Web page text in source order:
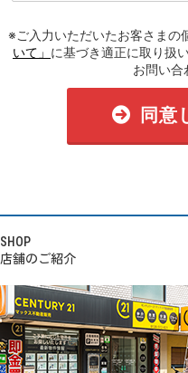
※ご入力いただいたお客さまの
いて」 に基づき適正に取り扱
お問い合
同意
SHOP
店舗のご紹介